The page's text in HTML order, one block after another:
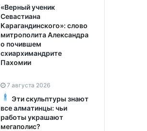
«Верный ученик
Севастиана
Карагандинского»: слово
митрополита Александра
о почившем
схиархимандрите
Пахомии
7 августа 2026
Эти скульптуры знают
все алматинцы: чьи
работы украшают
мегаполис?